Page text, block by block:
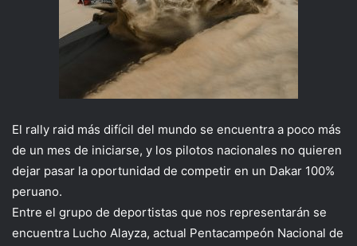
El rally raid más difícil del mundo se encuentra a poco más
de un mes de iniciarse, y los pilotos nacionales no quieren
dejar pasar la oportunidad de competir en un Dakar 100%
peruano.
Entre el grupo de deportistas que nos representarán se
encuentra Lucho Alayza, actual Pentacampeón Nacional de